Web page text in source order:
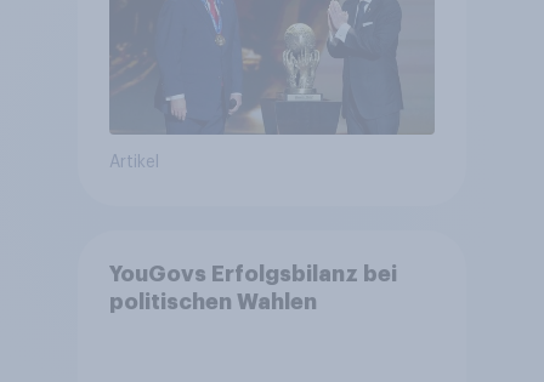
Artikel
YouGovs Erfolgsbilanz bei
politischen Wahlen